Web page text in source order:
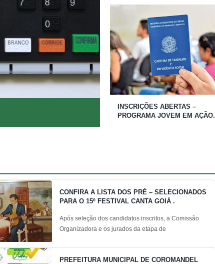
INSCRIÇÕES ABERTAS –
PROGRAMA JOVEM EM AÇÃO.
CONFIRA A LISTA DOS PRÉ – SELECIONADOS
PARA O 15º FESTIVAL CANTA GOIÁ .
Após seleção dos candidatos inscritos, a Comissão
Organizadora e os jurados da etapa de
PREFEITURA MUNICIPAL DE COROMANDEL